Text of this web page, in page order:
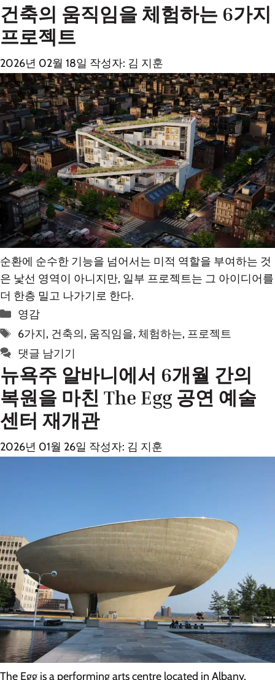
건축의 움직임을 체험하는 6가지
프로젝트
2026년 02월 18일 작성자: 김 지훈
순환에 순수한 기능을 넘어서는 미적 역할을 부여하는 것
은 낯선 영역이 아니지만, 일부 프로젝트는 그 아이디어를
더 한층 밀고 나가기로 한다.
카
테
리
영감
태
그
6가지, 건축의, 움직임을, 체험하는, 프로젝트
댓글 남기기
뉴욕주 알바니에서 6개월 간의
복원을 마친 The Egg 공연 예술
센터 재개관
2026년 01월 26일 작성자: 김 지훈
The Egg is a performing arts centre located in Albany,